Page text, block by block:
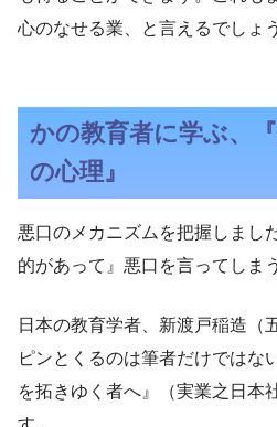
心のなせる業、と言えるでしょう
かの教育者に学ぶ、
の心理』
悪口のメカニズムを把握しまし
的があって』悪口を言ってしま
日本の教育学者、新渡戸稲造（
ピンとくるのは筆者だけではな
を拓きゆく者へ』（実業之日本